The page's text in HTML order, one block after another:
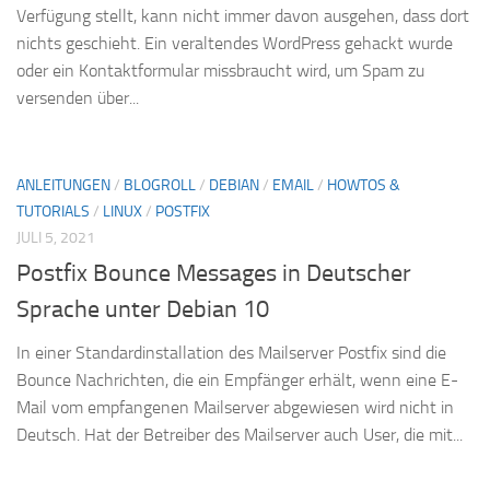
Verfügung stellt, kann nicht immer davon ausgehen, dass dort
nichts geschieht. Ein veraltendes WordPress gehackt wurde
oder ein Kontaktformular missbraucht wird, um Spam zu
versenden über...
ANLEITUNGEN/ BLOGROLL/ DEBIAN/ EMAIL/ HOWTOS &
TUTORIALS / LINUX/ POSTFIX
JULI 5, 2021
Postfix Bounce Messages in Deutscher
Sprache unter Debian 10
In einer Standardinstallation des Mailserver Postfix sind die
Bounce Nachrichten, die ein Empfänger erhält, wenn eine E-
Mail vom empfangenen Mailserver abgewiesen wird nicht in
Deutsch. Hat der Betreiber des Mailserver auch User, die mit...